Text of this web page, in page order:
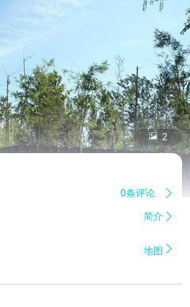
 2
0条评论 
简介 
地图 